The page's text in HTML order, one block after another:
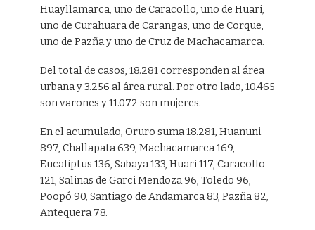
Huayllamarca, uno de Caracollo, uno de Huari,
uno de Curahuara de Carangas, uno de Corque,
uno de Pazña y uno de Cruz de Machacamarca.
Del total de casos, 18.281 corresponden al área
urbana y 3.256 al área rural. Por otro lado, 10.465
son varones y 11.072 son mujeres.
En el acumulado, Oruro suma 18.281, Huanuni
897, Challapata 639, Machacamarca 169,
Eucaliptus 136, Sabaya 133, Huari 117, Caracollo
121, Salinas de Garci Mendoza 96, Toledo 96,
Poopó 90, Santiago de Andamarca 83, Pazña 82,
Antequera 78.